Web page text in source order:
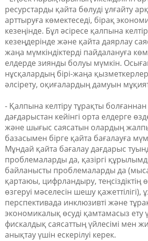
ресурстарды қайта бөлуді ұлғайту
арттыруға көмектеседі, бірақ
кезеңінде. Бұл әсіресе қалпына
кезеңдерінде және қайта даярлау
жаңа мүмкіндіктерді пайдалануға
елдерде зиянды болуы мүмкін.
нұсқалардың бірі-жаңа
әлсірету, оқиғалардың дамуын
- Қалпына келтіру тұрақты болғаннан
дағдарыстан кейінгі орта елдерге
және шығыс саясатын олардың
базасымен бірге қайта бағалауға
Мұндай қайта бағалау дағдарыс
проблемаларды да, қазіргі
байланысты проблемаларды да
қартаюы, цифрландыру, теңсіздіктің
өзгеруі мәселесін шешу қажеттілігі),
перспективада инклюзивті және
экономикалық өсуді қамтамасыз ету
фискалдық саясаттың үйлесімі мен
анықтау үшін ескерілуі керек.